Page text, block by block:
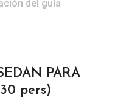
del guía
PARA
pers)